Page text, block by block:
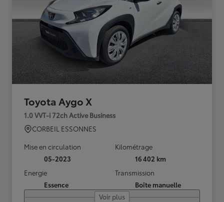
Toyota Aygo X
1.0 VVT-i 72ch Active Business
CORBEIL ESSONNES
Mise en circulation
05-2023
Kilométrage
16 402 km
Energie
Essence
Transmission
Boîte manuelle
Voir plus